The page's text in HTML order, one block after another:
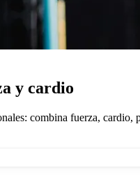
y cardio
combina fuerza, cardio,